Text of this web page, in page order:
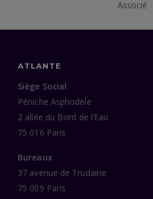
Associé
ATLANTE
Siège Social
Péniche Asphodèle
2 allée du Bord de l’Eau
75 016 Paris
Bureaux
37 avenue de Trudaine
75 009 Paris